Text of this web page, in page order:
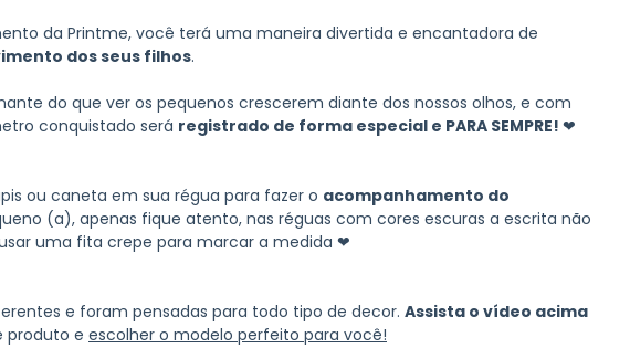
da Printme, você terá uma maneira divertida e encantadora de
dos seus filhos.
do que ver os pequenos crescerem diante dos nossos olhos, e com
conquistado será registrado de forma especial e PARA SEMPRE! ❤
ou caneta em sua régua para fazer o acompanhamento do
(a), apenas fique atento, nas réguas com cores escuras a escrita não
uma fita crepe para marcar a medida ❤
e foram pensadas para todo tipo de decor. Assista o vídeo acima
produto e escolher o modelo perfeito para você!